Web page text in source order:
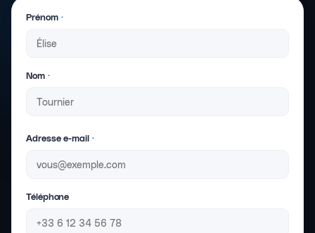
Prénom ·
Nom ·
Adresse e-mail ·
Téléphone